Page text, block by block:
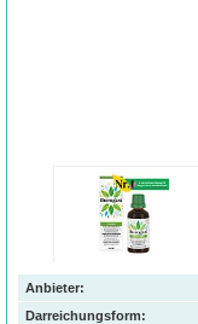
Anbieter:
Darreichungsform: